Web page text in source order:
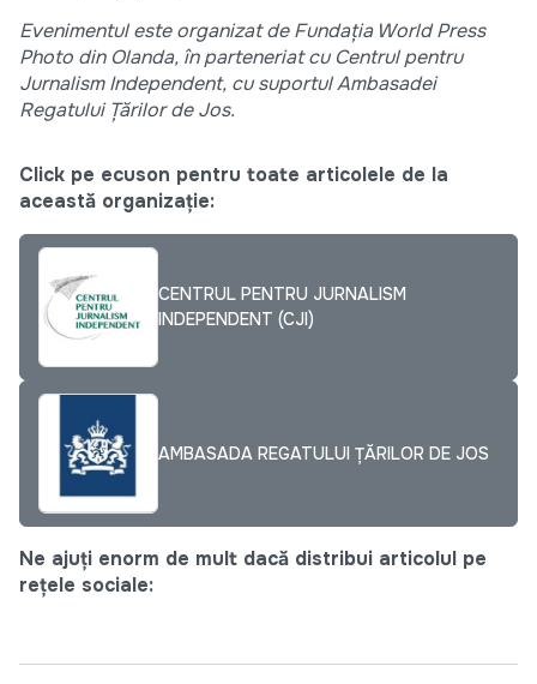
Evenimentul este organizat de Fundația World Press
Photo din Olanda, în parteneriat cu Centrul pentru
Jurnalism Independent, cu suportul Ambasadei
Regatului Țărilor de Jos.
Click pe ecuson pentru toate articolele de la
această organizație:
CENTRUL PENTRU JURNALISM
INDEPENDENT (CJI)
AMBASADA REGATULUI ȚĂRILOR DE JOS
Ne ajuți enorm de mult dacă distribui articolul pe
rețele sociale: